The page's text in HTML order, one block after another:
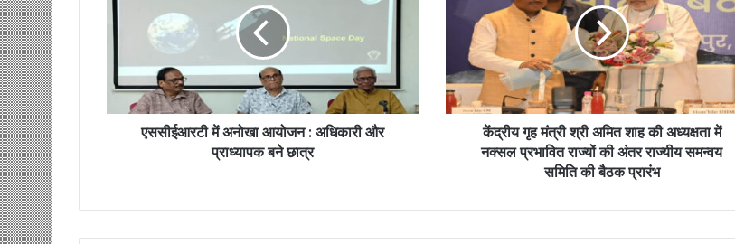
एससीईआरटी में अनोखा आयोजन : अधिकारी और
प्राध्यापक बने छात्र
केंद्रीय गृह मंत्री श्री अमित शाह की अध्यक्षता में
नक्सल प्रभावित राज्यों की अंतर राज्यीय समन्वय
समिति की बैठक प्रारंभ